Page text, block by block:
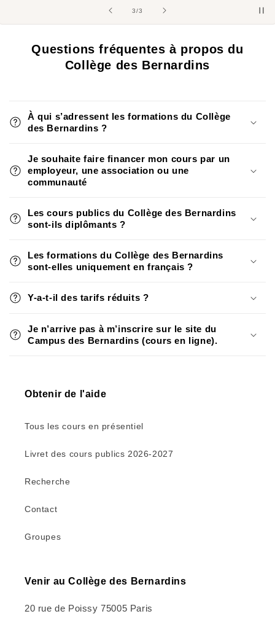
2/de
3
Questions fréquentes à propos du
Collège des Bernardins
À qui s’adressent les formations du Collège
des Bernardins ?
Je souhaite faire financer mon cours par un
employeur, une association ou une
communauté
Les cours publics du Collège des Bernardins
sont-ils diplômants ?
Les formations du Collège des Bernardins
sont-elles uniquement en français ?
Y-a-t-il des tarifs réduits ?
Je n’arrive pas à m’inscrire sur le site du
Campus des Bernardins (cours en ligne).
Obtenir de l'aide
Tous les cours en présentiel
Livret des cours publics 2026-2027
Recherche
Contact
Groupes
Venir au Collège des Bernardins
20 rue de Poissy 75005 Paris